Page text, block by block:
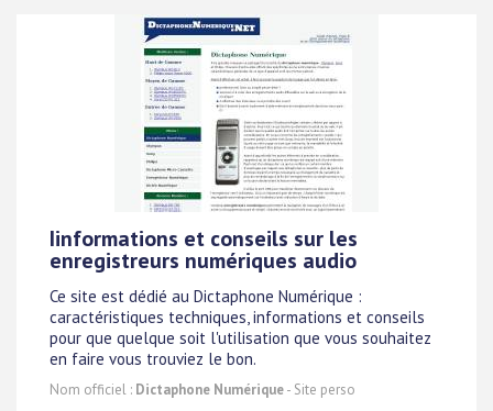
Iinformations et conseils sur les
enregistreurs numériques audio
Ce site est dédié au Dictaphone Numérique :
caractéristiques techniques, informations et conseils
pour que quelque soit l'utilisation que vous souhaitez
en faire vous trouviez le bon.
Nom officiel : Dictaphone Numérique- Site perso